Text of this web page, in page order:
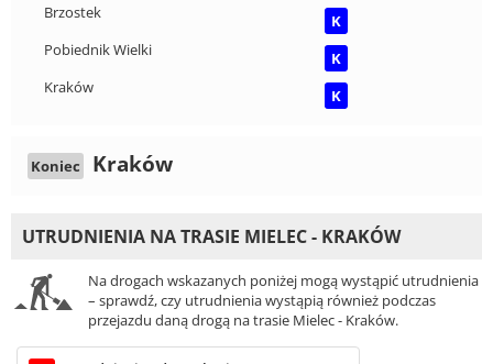
Brzostek
K
Pobiednik Wielki
K
Kraków
K
Koniec Kraków
UTRUDNIENIA NA TRASIE MIELEC - KRAKÓW
Na drogach wskazanych poniżej mogą wystąpić utrudnienia
– sprawdź, czy utrudnienia wystąpią również podczas
przejazdu daną drogą na trasie Mielec - Kraków.